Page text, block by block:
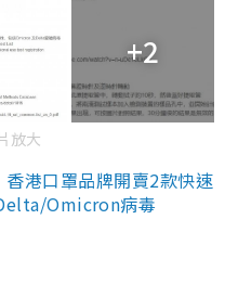
+2
放大
港口罩品牌開賣2款快速
Omicron病毒